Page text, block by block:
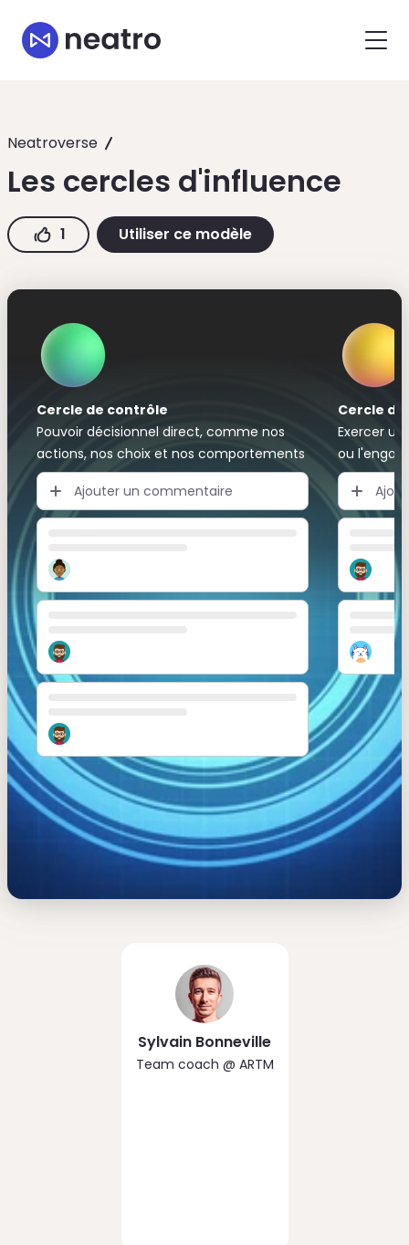
Neatroverse
Les cercles d'influence
1 Utiliser ce modèle
Cercle de contrôle
Pouvoir décisionnel direct, comme nos
actions, nos choix et nos comportements
Ajouter un commentaire
Cercle
Exercer
ou
Sylvain Bonneville
Team coach @ ARTM